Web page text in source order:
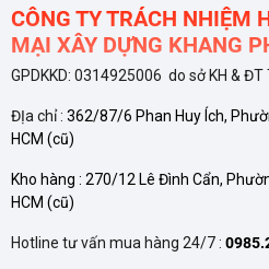
PM2.5
Màng lọc thô (Pre-filter):Loại bỏ
Màng lọc bụi mịn:
Màng lọc than hoạt tính
hôi, khí độc hại, mang lại không
CÔNG TY TRÁCH NHIỆM
MẠI XÂY DỰNG KHANG
GPDKKD: 0314925006 do sở KH &
ĐỊa chỉ : 362/87/6 Phan Huy Ích,
HCM (cũ)
Kho hàng : 270/12 Lê Đình Cẩn,
HCM (cũ)
Hotline tư vấn mua hàng 24/7 :